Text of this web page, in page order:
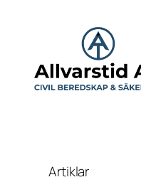
Artiklar